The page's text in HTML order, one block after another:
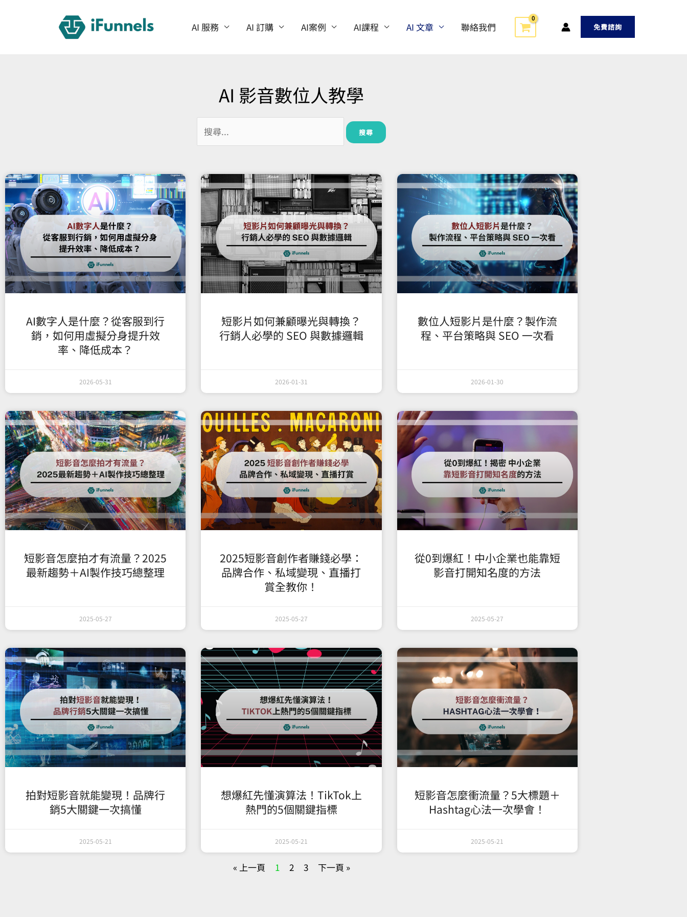
AI 服務 AI 訂購 AI案例 AI課程 AI 文章 聯絡我們 免費諮詢
AI 影音數位人教學
尋
字:
AI數字人是什麼？從客服到行
銷，如何用虛擬分身提升效
率、降低成本？
2026-05-31
短影片如何兼顧曝光與轉換？
行銷人必學的 SEO 與數據邏輯
2026-01-31
數位人短影片是什麼？製作流
程、平台策略與 SEO 一次看
2026-01-30
短影音怎麼拍才有流量？2025
最新趨勢＋AI製作技巧總整理
2025-05-27
2025短影音創作者賺錢必學：
品牌合作、私域變現、直播打
賞全教你！
2025-05-27
從0到爆紅！中小企業也能靠短
影音打開知名度的方法
2025-05-27
拍對短影音就能變現！品牌行
銷5大關鍵一次搞懂
2025-05-21
想爆紅先懂演算法！TikTok上
熱門的5個關鍵指標
2025-05-21
短影音怎麼衝流量？5大標題＋
Hashtag心法一次學會！
2025-05-21
« 上一頁
面
1
面
2
面
3 下一頁 »